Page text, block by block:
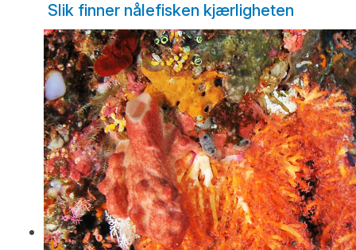
Slik finner nålefisken kjærligheten